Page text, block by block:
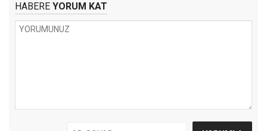
HABERE YORUM KAT